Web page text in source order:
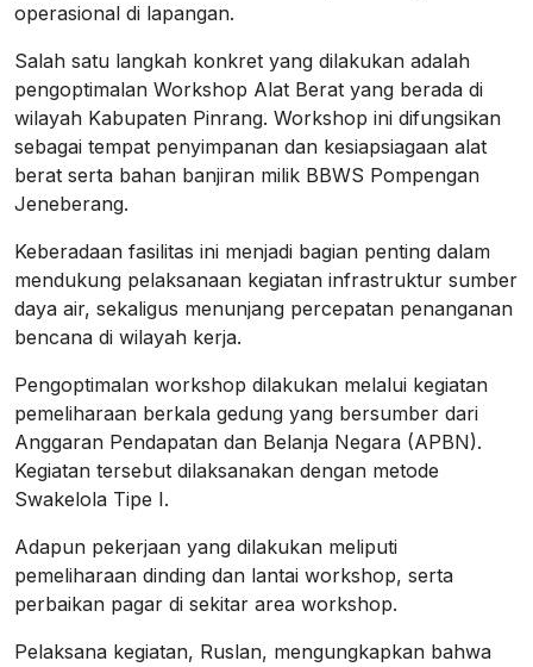
operasional di lapangan.
Salah satu langkah konkret yang dilakukan adalah
pengoptimalan Workshop Alat Berat yang berada di
wilayah Kabupaten Pinrang. Workshop ini difungsikan
sebagai tempat penyimpanan dan kesiapsiagaan alat
berat serta bahan banjiran milik BBWS Pompengan
Jeneberang.
Keberadaan fasilitas ini menjadi bagian penting dalam
mendukung pelaksanaan kegiatan infrastruktur sumber
daya air, sekaligus menunjang percepatan penanganan
bencana di wilayah kerja.
Pengoptimalan workshop dilakukan melalui kegiatan
pemeliharaan berkala gedung yang bersumber dari
Anggaran Pendapatan dan Belanja Negara (APBN).
Kegiatan tersebut dilaksanakan dengan metode
Swakelola Tipe I.
Adapun pekerjaan yang dilakukan meliputi
pemeliharaan dinding dan lantai workshop, serta
perbaikan pagar di sekitar area workshop.
Pelaksana kegiatan, Ruslan, mengungkapkan bahwa